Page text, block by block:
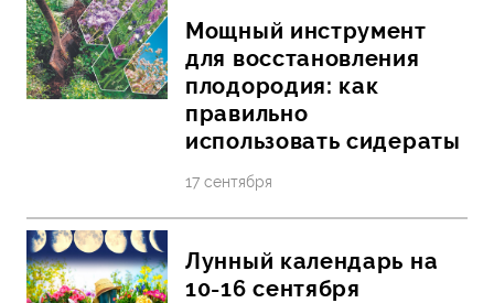
Мощный инструмент
для восстановления
плодородия: как
правильно
использовать сидераты
17 сентября
Лунный календарь на
10-16 сентября